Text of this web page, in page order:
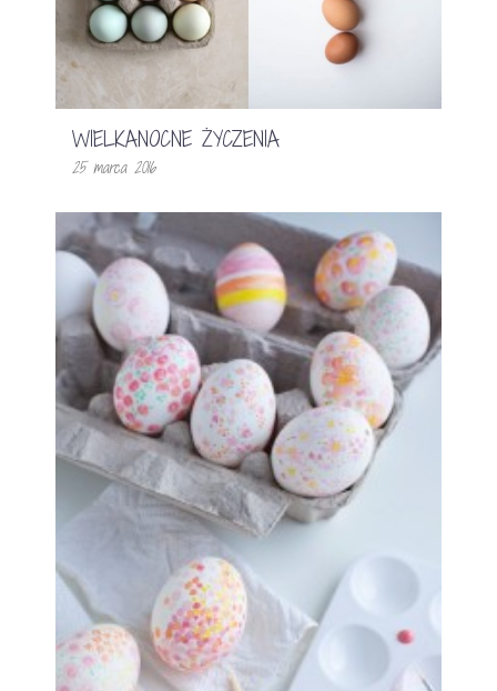
WIELKANOCNE ŻYCZENIA
25 marca 2016